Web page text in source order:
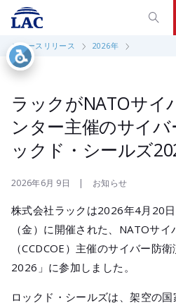
ニュ
会社情
採用
ニュースリリース 2026年
ラックがNATOサイ
ンター主催のサイバ
ックド・シールズ
2026年6月 9日 | お知らせ
株式会社ラックは2026年4月20
（金）に開催された、NATOサ
（CCDCOE）主催のサイバー防
2026」に参加しました。
ロックド・シールズは、架空の